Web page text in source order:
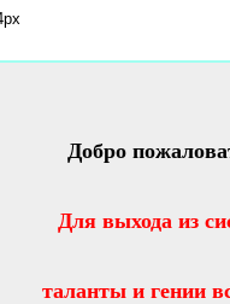
гении всех стран и
Добро
Для выхода из
таланты и гении